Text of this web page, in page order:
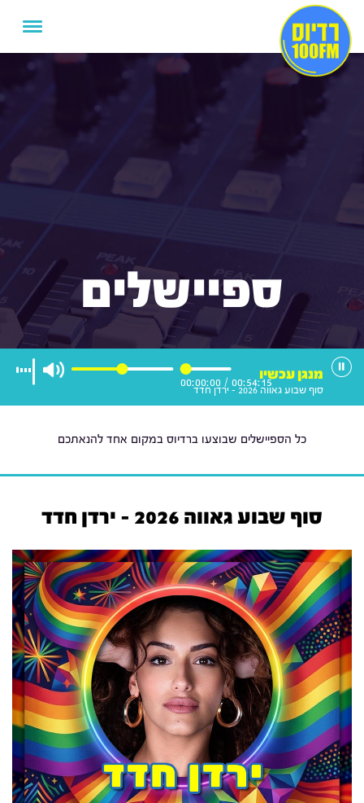
ספיישלים
00:54:15
/
00:00:00
מנגן עכשיו
סוף שבוע גאווה 2026 - ירדן חדד
כל הספיישלים שבוצעו ברדיוס במקום אחד להנאתכם
סוף שבוע גאווה 2026 - ירדן חדד